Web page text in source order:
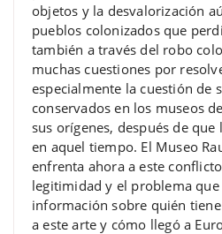
objetos y la desvalorización
pueblos colonizados que
también a través del robo
muchas cuestiones por
especialmente la cuestión de
conservados en los museos
sus orígenes, después de
en aquel tiempo. El Museo
enfrenta ahora a este
legitimidad y el problema
información sobre quién
a este arte y cómo llegó a